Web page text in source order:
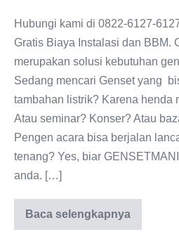
Hubungi kami di 0822-6127-
Gratis Biaya Instalasi dan BBM.
merupakan solusi kebutuhan
Sedang mencari Genset yang
tambahan listrik? Karena henda
Atau seminar? Konser? Atau
Pengen acara bisa berjalan
tenang? Yes, biar
anda. […]
Baca selengkapnya